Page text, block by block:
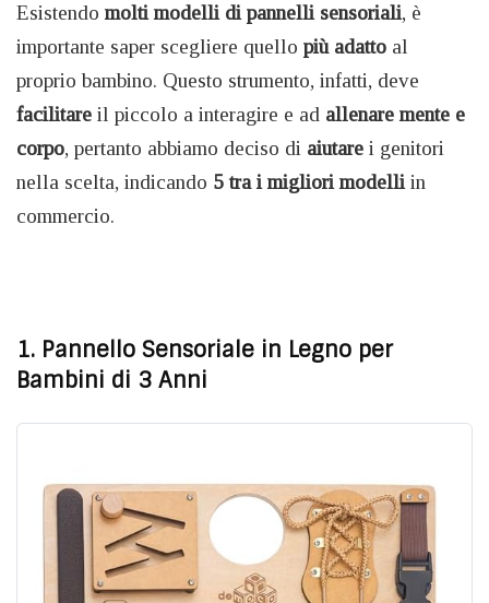
Esistendo molti modelli di pannelli sensoriali, è
importante saper scegliere quello più adatto al
proprio bambino. Questo strumento, infatti, deve
facilitare il piccolo a interagire e ad allenare mente e
corpo, pertanto abbiamo deciso di aiutare i genitori
nella scelta, indicando 5 tra i migliori modelli in
commercio.
1. Pannello Sensoriale in Legno per
Bambini di 3 Anni